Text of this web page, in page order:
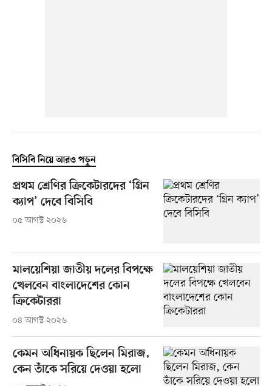
বিসিবি নিয়ে আরও পড়ুন
প্রথম শ্রেণির ক্রিকেটারদের ‘গ্রিন
ক্যাপ’ দেবে বিসিবি
০৫ আগস্ট ২০২৬
মালয়েশিয়া জাতীয় দলের বিপক্ষে
খেলবেন বাংলাদেশের কোন
ক্রিকেটাররা
০৪ আগস্ট ২০২৬
কেমন অধিনায়ক ছিলেন মিরাজ,
কেন তাঁকে সরিয়ে দেওয়া হলো